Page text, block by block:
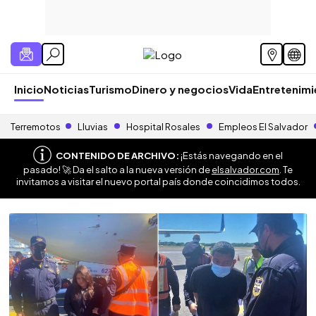
InicioNoticiasTurismoDinero y negociosVida
Terremotos Lluvias Hospital Rosales Empleos El Salvador
CONTENIDO DE ARCHIVO:¡Estás navegando en el
pasado! 🚀 Da el salto a la nueva versión deelsalvador.com . Te
invitamos a visitar el nuevo portal país donde coincidimos todos.